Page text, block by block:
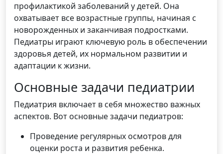
профилактикой заболеваний у детей. Она
охватывает все возрастные группы, начиная с
новорожденных и заканчивая подростками.
Педиатры играют ключевую роль в обеспечении
здоровья детей, их нормальном развитии и
адаптации к жизни.
Основные задачи педиатрии
Педиатрия включает в себя множество важных
аспектов. Вот основные задачи педиатров:
Проведение регулярных осмотров для
оценки роста и развития ребенка.